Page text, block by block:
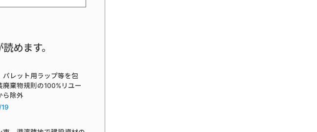
めます。
パレット用ラップ等を包
廃棄物規則の100%リユー
ら除外